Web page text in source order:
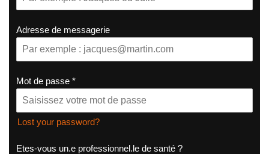
Adresse de messagerie
Mot de passe *
Lost your password?
Etes-vous un.e professionnel.le de santé ?